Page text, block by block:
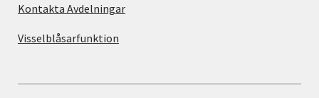
Kontakta Avdelningar
Visselblåsarfunktion